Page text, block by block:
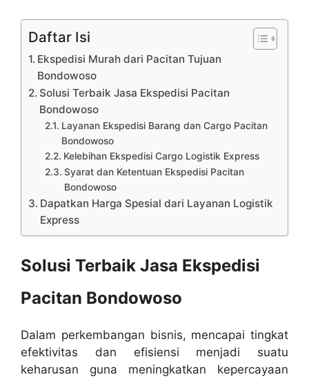
Daftar Isi
Ekspedisi Murah dari Pacitan Tujuan
Bondowoso
Solusi Terbaik Jasa Ekspedisi Pacitan
Bondowoso
Layanan Ekspedisi Barang dan Cargo Pacitan
Bondowoso
Kelebihan Ekspedisi Cargo Logistik Express
Syarat dan Ketentuan Ekspedisi Pacitan
Bondowoso
Dapatkan Harga Spesial dari Layanan Logistik
Express
Solusi Terbaik Jasa Ekspedisi
Pacitan Bondowoso
Dalam perkembangan bisnis, mencapai tingkat
efektivitas dan efisiensi menjadi suatu
keharusan guna meningkatkan kepercayaan